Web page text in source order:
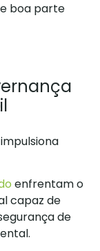
boa parte
enfrentam o
capaz de
de